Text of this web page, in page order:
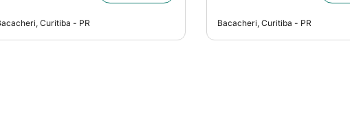
Curitiba - PR Bacacheri, Curitiba - PR